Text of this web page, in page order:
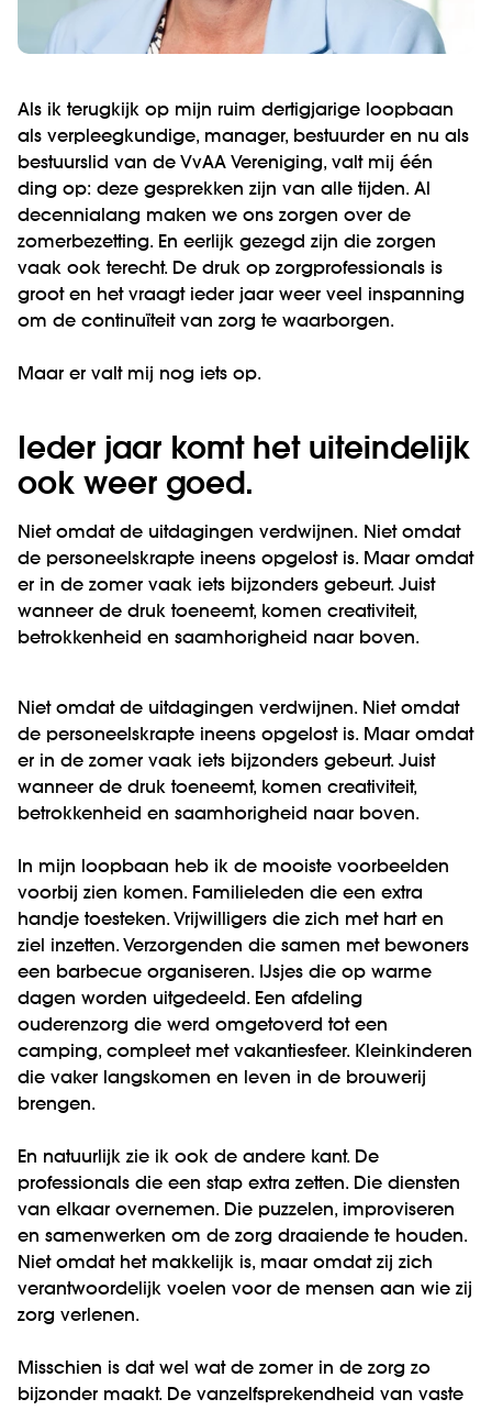
Als ik terugkijk op mijn ruim dertigjarige loopbaan
als verpleegkundige, manager, bestuurder en nu als
bestuurslid van de VvAA Vereniging, valt mij één
ding op: deze gesprekken zijn van alle tijden. Al
decennialang maken we ons zorgen over de
zomerbezetting. En eerlijk gezegd zijn die zorgen
vaak ook terecht. De druk op zorgprofessionals is
groot en het vraagt ieder jaar weer veel inspanning
om de continuïteit van zorg te waarborgen.
Maar er valt mij nog iets op.
Ieder jaar komt het uiteindelijk
ook weer goed.
Niet omdat de uitdagingen verdwijnen. Niet omdat
de personeelskrapte ineens opgelost is. Maar omdat
er in de zomer vaak iets bijzonders gebeurt. Juist
wanneer de druk toeneemt, komen creativiteit,
betrokkenheid en saamhorigheid naar boven.
Niet omdat de uitdagingen verdwijnen. Niet omdat
de personeelskrapte ineens opgelost is. Maar omdat
er in de zomer vaak iets bijzonders gebeurt. Juist
wanneer de druk toeneemt, komen creativiteit,
betrokkenheid en saamhorigheid naar boven.
In mijn loopbaan heb ik de mooiste voorbeelden
voorbij zien komen. Familieleden die een extra
handje toesteken. Vrijwilligers die zich met hart en
ziel inzetten. Verzorgenden die samen met bewoners
een barbecue organiseren. IJsjes die op warme
dagen worden uitgedeeld. Een afdeling
ouderenzorg die werd omgetoverd tot een
camping, compleet met vakantiesfeer. Kleinkinderen
die vaker langskomen en leven in de brouwerij
brengen.
En natuurlijk zie ik ook de andere kant. De
professionals die een stap extra zetten. Die diensten
van elkaar overnemen. Die puzzelen, improviseren
en samenwerken om de zorg draaiende te houden.
Niet omdat het makkelijk is, maar omdat zij zich
verantwoordelijk voelen voor de mensen aan wie zij
zorg verlenen.
Misschien is dat wel wat de zomer in de zorg zo
bijzonder maakt. De vanzelfsprekendheid van vaste